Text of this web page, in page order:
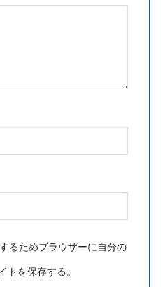
るためブラウザーに自分の
トを保存する。